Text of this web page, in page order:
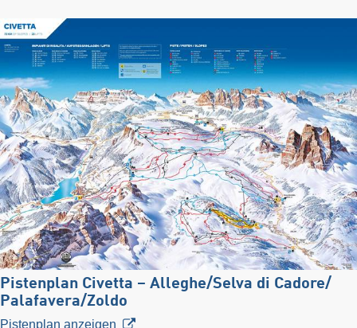
Pistenplan Civetta – Alleghe/​Selva di Cadore/​
Palafavera/​Zoldo
Pistenplan anzeigen